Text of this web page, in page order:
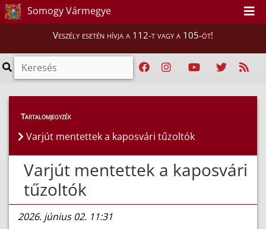
Somogy Vármegye
Veszély esetén hívja a 112-t vagy a 105-öt!
Híreink > Hírek
Tartalomjegyzék
Varjút mentettek a kaposvári tűzoltók
Varjút mentettek a kaposvári
tűzoltók
2026. június 02. 11:31